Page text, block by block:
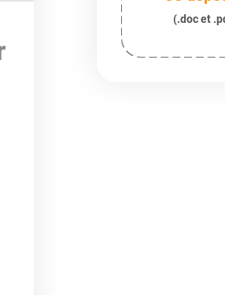
(.doc et